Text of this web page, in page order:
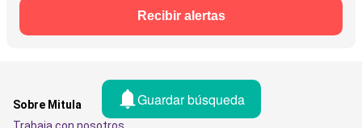
Recibir alertas
Guardar búsqueda
Sobre Mitula